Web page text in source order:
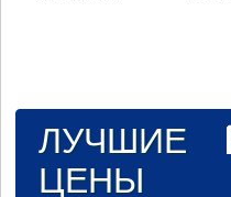
ЛУЧШИЕ
ЦЕНЫ